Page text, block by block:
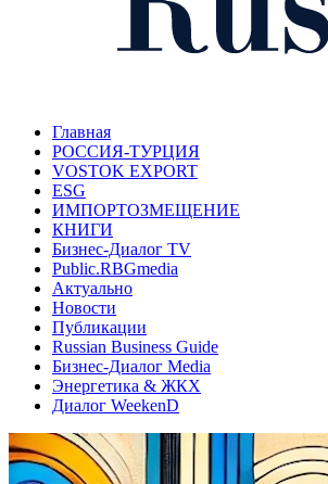
Главная
РОССИЯ-ТУРЦИЯ
VOSTOK EXPORT
ESG
ИМПОРТОЗМЕЩЕНИЕ
КНИГИ
Бизнес-Диалог TV
Public.RBGmedia
Актуально
Новости
Публикации
Russian Business Guide
Бизнес-Диалог Media
Энергетика & ЖКХ
Диалог WeekenD